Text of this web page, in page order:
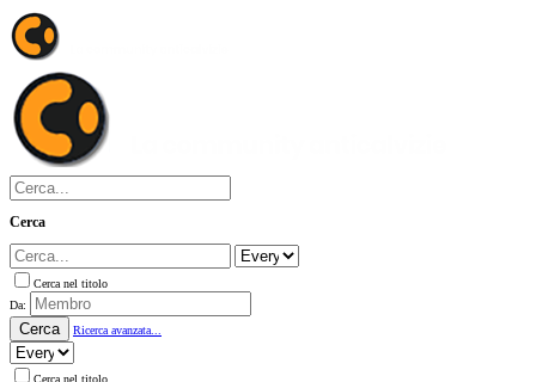
Cerca
Cerca nel titolo
Da:
Cerca Ricerca avanzata...